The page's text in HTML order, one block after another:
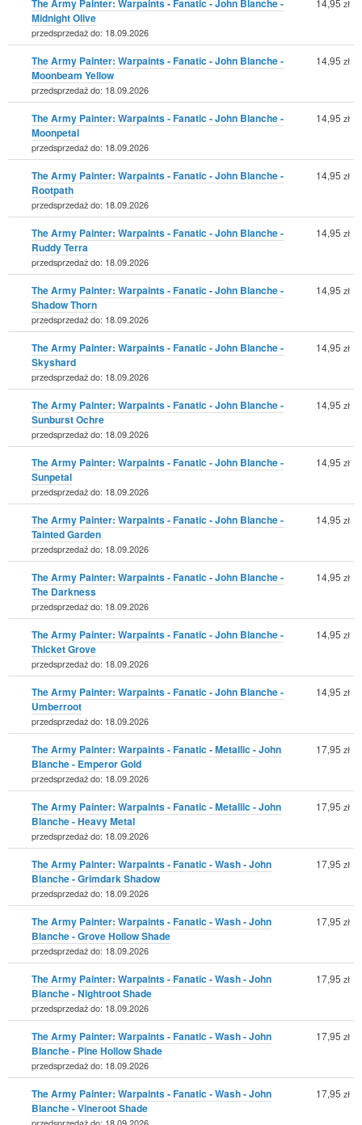
Midnight Olive
przedsprzedaż do: 18.09.2026
zł
The Army Painter: Warpaints - Fanatic - John Blanche -
Moonbeam Yellow
przedsprzedaż do: 18.09.2026
14,95 zł
The Army Painter: Warpaints - Fanatic - John Blanche -
Moonpetal
przedsprzedaż do: 18.09.2026
14,95 zł
The Army Painter: Warpaints - Fanatic - John Blanche -
Rootpath
przedsprzedaż do: 18.09.2026
14,95 zł
The Army Painter: Warpaints - Fanatic - John Blanche -
Ruddy Terra
przedsprzedaż do: 18.09.2026
14,95 zł
The Army Painter: Warpaints - Fanatic - John Blanche -
Shadow Thorn
przedsprzedaż do: 18.09.2026
14,95 zł
The Army Painter: Warpaints - Fanatic - John Blanche -
Skyshard
przedsprzedaż do: 18.09.2026
14,95 zł
The Army Painter: Warpaints - Fanatic - John Blanche -
Sunburst Ochre
przedsprzedaż do: 18.09.2026
14,95 zł
The Army Painter: Warpaints - Fanatic - John Blanche -
Sunpetal
przedsprzedaż do: 18.09.2026
14,95 zł
The Army Painter: Warpaints - Fanatic - John Blanche -
Tainted Garden
przedsprzedaż do: 18.09.2026
14,95 zł
The Army Painter: Warpaints - Fanatic - John Blanche -
The Darkness
przedsprzedaż do: 18.09.2026
14,95 zł
The Army Painter: Warpaints - Fanatic - John Blanche -
Thicket Grove
przedsprzedaż do: 18.09.2026
14,95 zł
The Army Painter: Warpaints - Fanatic - John Blanche -
Umberroot
przedsprzedaż do: 18.09.2026
14,95 zł
The Army Painter: Warpaints - Fanatic - Metallic - John
Blanche - Emperor Gold
przedsprzedaż do: 18.09.2026
17,95 zł
The Army Painter: Warpaints - Fanatic - Metallic - John
Blanche - Heavy Metal
przedsprzedaż do: 18.09.2026
17,95 zł
The Army Painter: Warpaints - Fanatic - Wash - John
Blanche - Grimdark Shadow
przedsprzedaż do: 18.09.2026
17,95 zł
The Army Painter: Warpaints - Fanatic - Wash - John
Blanche - Grove Hollow Shade
przedsprzedaż do: 18.09.2026
17,95 zł
The Army Painter: Warpaints - Fanatic - Wash - John
Blanche - Nightroot Shade
przedsprzedaż do: 18.09.2026
17,95 zł
The Army Painter: Warpaints - Fanatic - Wash - John
Blanche - Pine Hollow Shade
przedsprzedaż do: 18.09.2026
17,95 zł
The Army Painter: Warpaints - Fanatic - Wash - John
Blanche - Vineroot Shade
przedsprzedaż do: 18.09.2026
17,95 zł